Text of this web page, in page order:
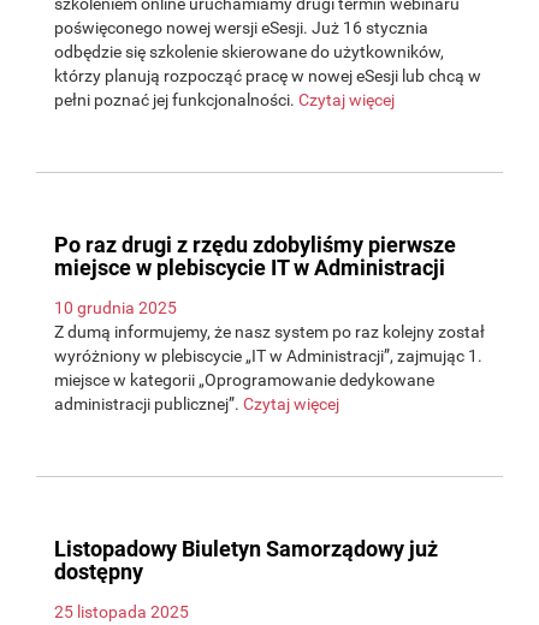
poświęconego nowej wersji eSesji. Już 16 stycznia
odbędzie się szkolenie skierowane do użytkowników,
którzy planują rozpocząć pracę w nowej eSesji lub chcą w
pełni poznać jej funkcjonalności. Czytaj więcej
Po raz drugi z rzędu zdobyliśmy pierwsze
miejsce w plebiscycie IT w Administracji
10 grudnia 2025
Z dumą informujemy, że nasz system po raz kolejny został
wyróżniony w plebiscycie „IT w Administracji”, zajmując 1.
miejsce w kategorii „Oprogramowanie dedykowane
administracji publicznej”. Czytaj więcej
Listopadowy Biuletyn Samorządowy już
dostępny
25 listopada 2025